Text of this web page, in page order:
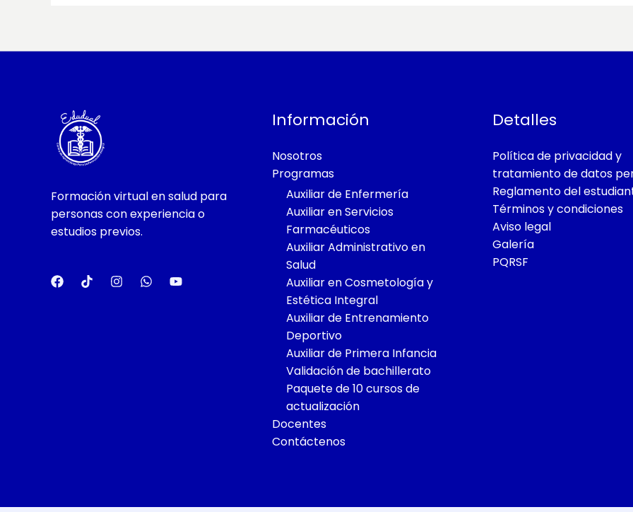
Formación virtual en salud para
personas con experiencia o
estudios previos.
Información
Nosotros
Programas
Auxiliar de Enfermería
Auxiliar en Servicios
Farmacéuticos​
Auxiliar Administrativo en
Salud
Auxiliar en Cosmetología y
Estética Integral
Auxiliar de Entrenamiento
Deportivo
Auxiliar de Primera Infancia
Validación de bachillerato
Paquete de 10 cursos de
actualización
Docentes
Contáctenos
Detalles
Política de privacidad y
tratamiento de datos
Reglamento del
Términos y condiciones
Aviso legal
Galería
PQRSF